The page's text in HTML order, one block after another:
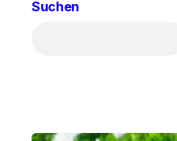
Suchen